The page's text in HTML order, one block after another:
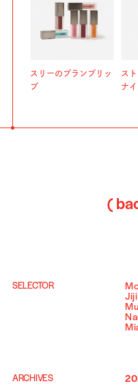
スリーのプランプリッ
プ
ス
ナ
(
SELECTOR
Jiji
ARCHIVES